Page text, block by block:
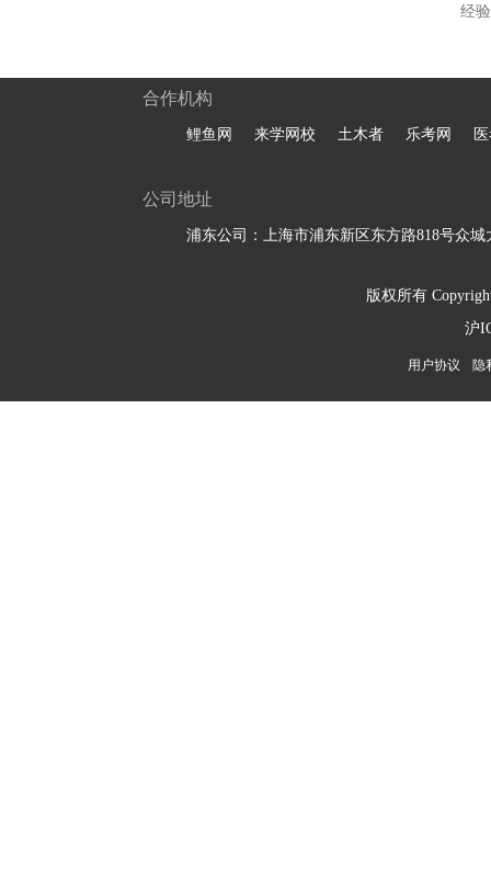
经
合作机构
鲤鱼网 来学网校 土木者 乐考网
公司地址
浦东公司：上海市浦东新区东方路818号众城
版权所有
沪
用户协议 隐